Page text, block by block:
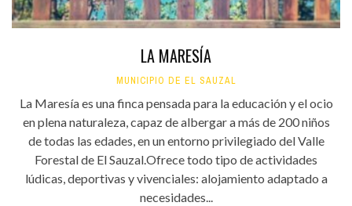
LA MARESÍA
MUNICIPIO DE EL SAUZAL
La Maresía es una finca pensada para la educación y el ocio
en plena naturaleza, capaz de albergar a más de 200 niños
de todas las edades, en un entorno privilegiado del Valle
Forestal de El Sauzal.Ofrece todo tipo de actividades
lúdicas, deportivas y vivenciales: alojamiento adaptado a
necesidades...